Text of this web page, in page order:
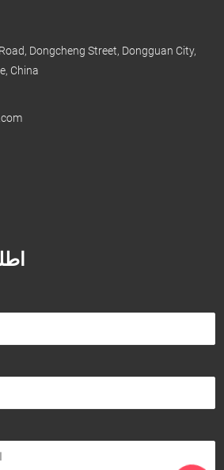
Dongcheng Street, Dongguan City,
China